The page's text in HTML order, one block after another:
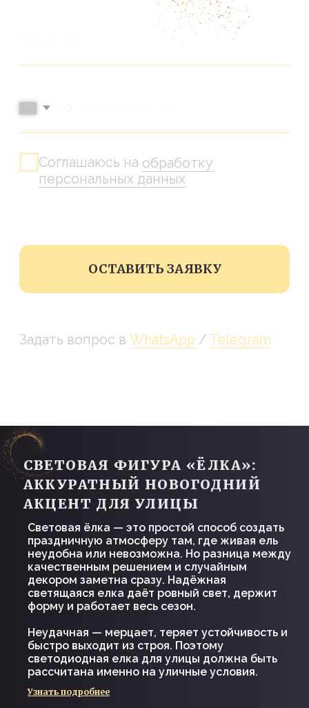
Световая ёлка — это простой способ создать
праздничную атмосферу там, где живая ель
неудобна или невозможна. Но разница между
качественным решением и случайным
декором заметна сразу. Надёжная
светящаяся елка даёт ровный свет, держит
форму и работает весь сезон.
Неудачная — мерцает, теряет устойчивость и
быстро выходит из строя. Поэтому
светодиодная елка для улицы должна быть
рассчитана именно на уличные условия.
Узнать подробнее